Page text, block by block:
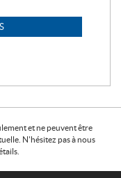
et ne peuvent être
N'hésitez pas à nous